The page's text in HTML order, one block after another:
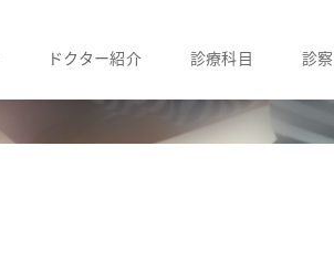
ドクター紹介 診療科目 診